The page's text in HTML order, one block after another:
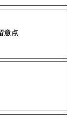
意点